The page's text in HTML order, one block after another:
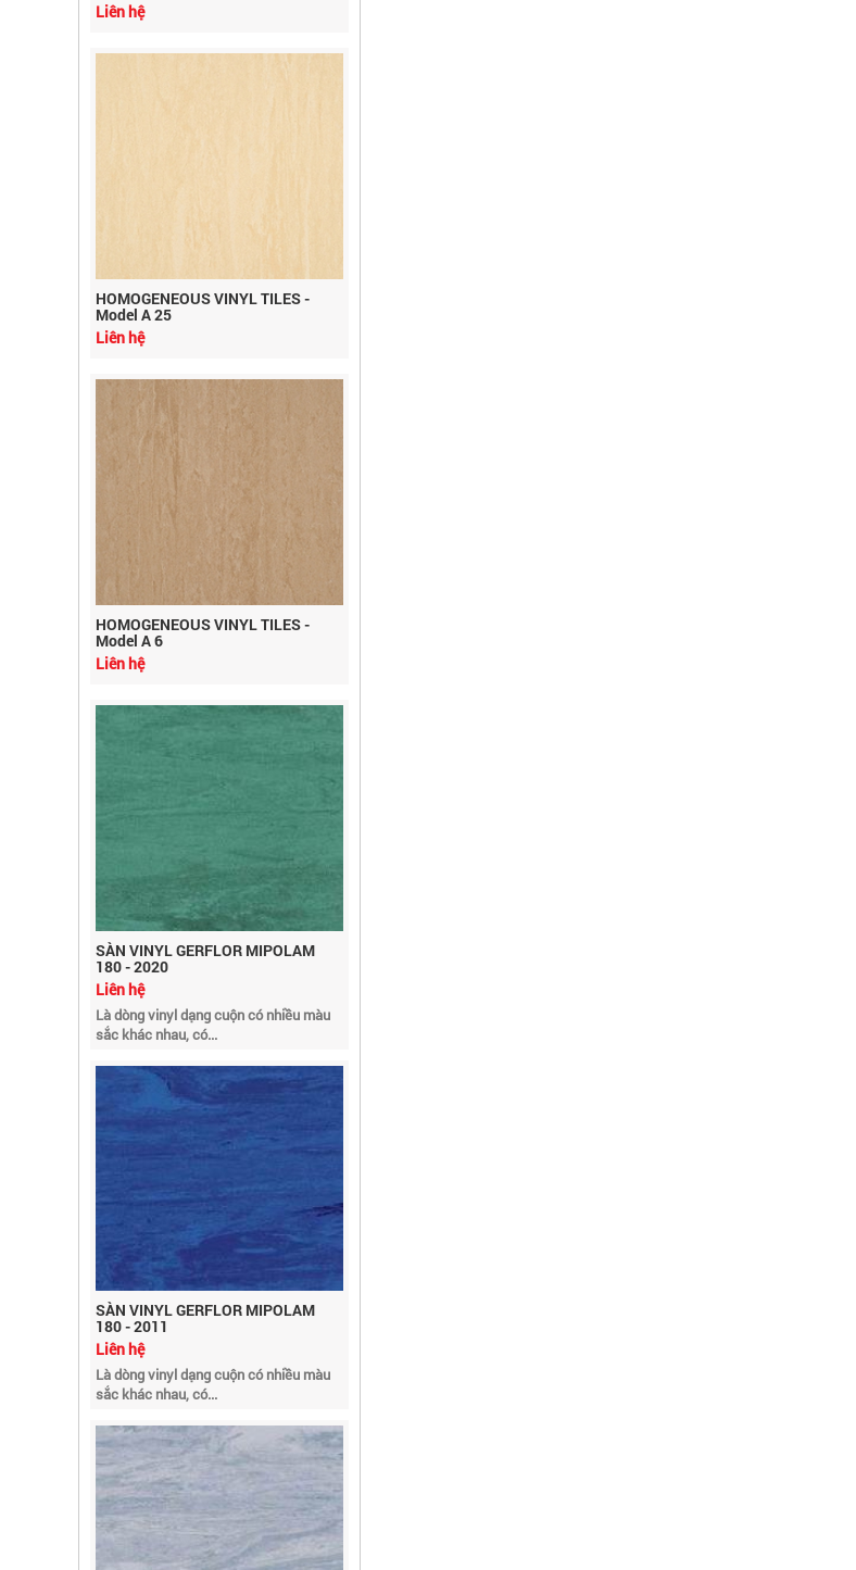
HOMOGENEOUS VINYL TILES -
Model A 25
Liên hệ
HOMOGENEOUS VINYL TILES -
Model A 6
Liên hệ
SÀN VINYL GERFLOR MIPOLAM
180 - 2020
Liên hệ
Là dòng vinyl dạng cuộn có nhiều màu
sắc khác nhau, có...
SÀN VINYL GERFLOR MIPOLAM
180 - 2011
Liên hệ
Là dòng vinyl dạng cuộn có nhiều màu
sắc khác nhau, có...